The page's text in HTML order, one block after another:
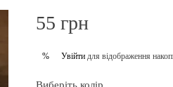
55 грн
% Увійти для відображення